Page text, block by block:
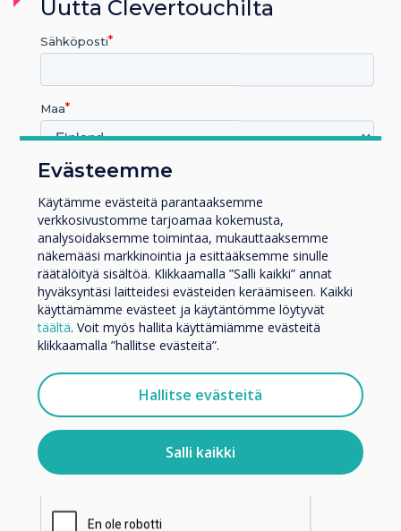
Terveydenhuolto, Vähittäismyynti,
Trade, MOD/Government
CleverLive Service Maintenance
Evästeemme
Käytämme evästeitä parantaaksemme
verkkosivustomme tarjoamaa kokemusta,
analysoidaksemme toimintaa, mukauttaaksemme
näkemääsi markkinointia ja esittääksemme sinulle
räätälöityä sisältöä. Klikkaamalla ”Salli kaikki” annat
hyväksyntäsi laitteidesi evästeiden keräämiseen. Kaikki
käyttämämme evästeet ja käytäntömme löytyvät
täältä. Voit myös hallita käyttämiämme evästeitä
klikkaamalla ”hallitse evästeitä”.
Hallitse evästeitä
Salli kaikki
Uutta Clevertouchilta
Sähköposti
Maa
Millä toimialalla työskentelet
Koulutus
Yritys
Muut
Yrityksen nimi
Haluamme ottaa sinuun yhteyttä tuotteistamme ja
palveluistamme sähköpostitse, puhelimitse tai postitse.
Suostun vastaanottamaan viestejä Clevertouch.
Tietoja siitä, miten keräämme ja käytämme
henkilötietojasi, ontietosuojaselosteessamme.
Klikkaamalla lähetä annat Clevertouch luvan tallentaa ja
käsitellä antamiasi tietoja.